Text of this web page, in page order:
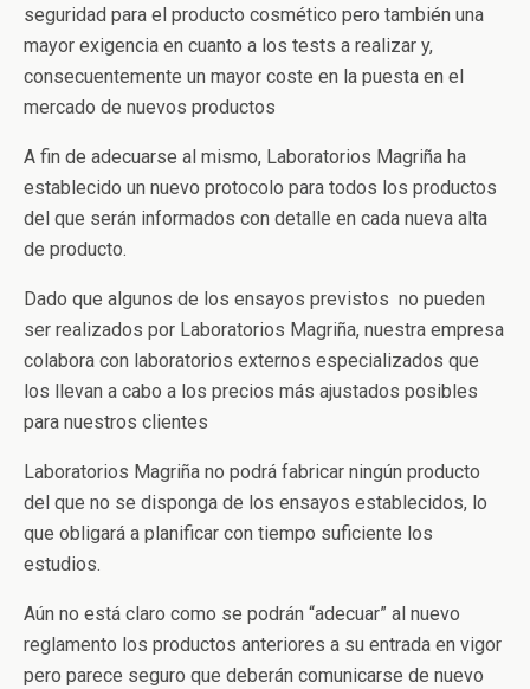
seguridad para el producto cosmético pero también una
mayor exigencia en cuanto a los tests a realizar y,
consecuentemente un mayor coste en la puesta en el
mercado de nuevos productos
A fin de adecuarse al mismo, Laboratorios Magriña ha
establecido un nuevo protocolo para todos los productos
del que serán informados con detalle en cada nueva alta
de producto.
Dado que algunos de los ensayos previstos no pueden
ser realizados por Laboratorios Magriña, nuestra empresa
colabora con laboratorios externos especializados que
los llevan a cabo a los precios más ajustados posibles
para nuestros clientes
Laboratorios Magriña no podrá fabricar ningún producto
del que no se disponga de los ensayos establecidos, lo
que obligará a planificar con tiempo suficiente los
estudios.
Aún no está claro como se podrán “adecuar” al nuevo
reglamento los productos anteriores a su entrada en vigor
pero parece seguro que deberán comunicarse de nuevo